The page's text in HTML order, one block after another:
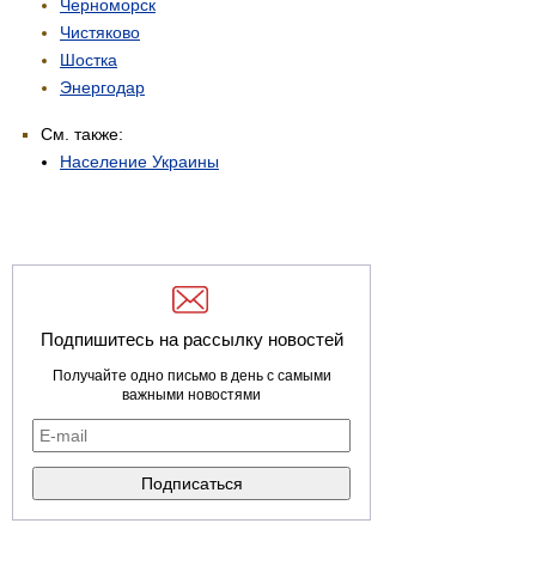
Черноморск
Чистяково
Шостка
Энергодар
См. также:
Население Украины
Подпишитесь на рассылку новостей
Получайте одно письмо в день с самыми
важными новостями